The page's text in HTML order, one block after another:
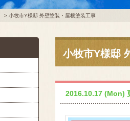
> 小牧市Y様邸 外壁塗装・屋根塗装工事
小牧市Y様邸
2016.10.17 (Mon)